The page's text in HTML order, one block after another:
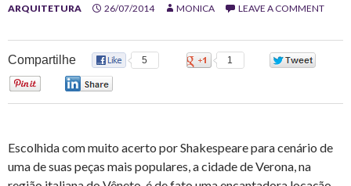
ARQUITETURA 26/07/2014 MONICA LEAVE A COMMENT
Compartilhe 5 1
Escolhida com muito acerto por Shakespeare para cenário de
uma de suas peças mais populares, a cidade de Verona, na